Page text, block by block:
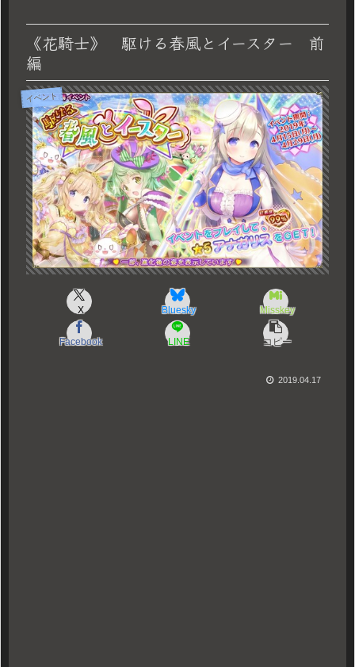
《花騎士》 駆ける春風とイースター 前
編
イベント
X Bluesky Misskey
Facebook LINE コピー
2019.04.17